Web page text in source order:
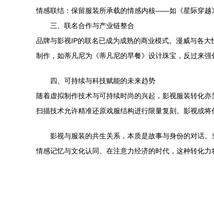
情感联结：保留服装所承载的情感内核——如《星际穿越
三、联名合作与产业链整合
品牌与影视IP的联名已成为成熟的商业模式。漫威与各
制作，如蒂凡尼为《蒂凡尼的早餐》设计珠宝，反过来
四、可持续与科技赋能的未来趋势
随着虚拟制作技术与可持续时尚的兴起，影视服装转化
扫描技术允许精准还原戏服结构进行限量复刻。影视或将
影视与服装的共生关系，本质是故事与身份的对话
情感记忆与文化认同。在注意力经济的时代，这种转化